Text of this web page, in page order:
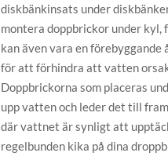
diskbänkinsats under
montera doppbrickor under kyl,
kan även vara en förebyggande
för att förhindra att vatten
Doppbrickorna som placeras
upp vatten och leder det till
där vattnet är synligt att
regelbunden kika på dina